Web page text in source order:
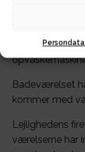
med køle/
Badeværelset
kommer med
Lejlighedens
værelserne har